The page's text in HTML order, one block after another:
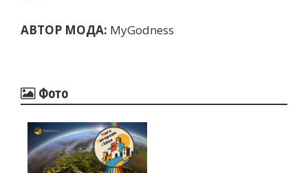
АВТОР МОДА: MyGodness
Фото